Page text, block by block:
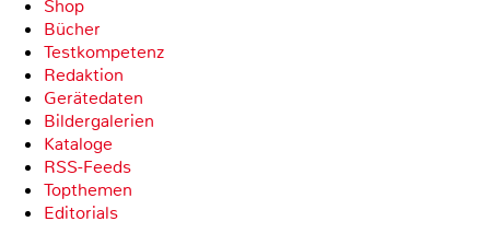
Shop
Bücher
Testkompetenz
Redaktion
Gerätedaten
Bildergalerien
Kataloge
RSS-Feeds
Topthemen
Editorials